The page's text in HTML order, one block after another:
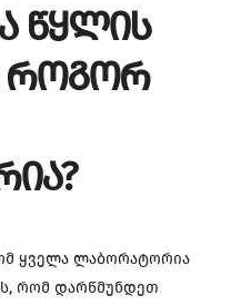
ᲬᲧᲚᲘᲡ
ᲠᲝᲒᲝᲠ
ყველა ლაბორატორია
რომ დარწმუნდეთ